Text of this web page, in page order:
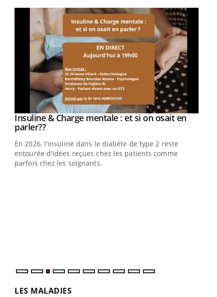
Youtube
Insuline & Charge mentale : et si on osait en
parler??Youtube
En 2026, l'insuline dans le diabète de type 2 reste
entourée d'idées reçues chez les patients comme
parfois chez les soignants.
LES MALADIES